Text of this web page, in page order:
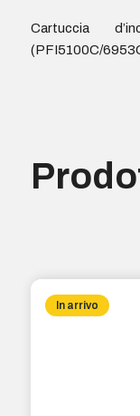
Cartuccia
(PFI5100C/
In arrivo